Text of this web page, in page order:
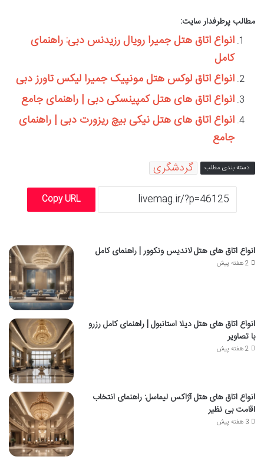
مطالب پرطرفدار سایت:
انواع اتاق هتل جمیرا رویال رزیدنس دبی: راهنمای
کامل
انواع اتاق لوکس هتل مونپیک جمیرا لیکس تاورز دبی
انواع اتاق های هتل کمپینسکی دبی | راهنمای جامع
انواع اتاق های هتل نیکی بیچ ریزورت دبی | راهنمای
جامع
دسته بندی مطلب گردشگری
Copy URL
انواع اتاق های هتل لاندیس ونکوور | راهنمای کامل
2 هفته پیش
انواع اتاق های هتل دیلا استانبول | راهنمای کامل رزرو
با تصاویر
2 هفته پیش
انواع اتاق های هتل آژاکس لیماسل: راهنمای انتخاب
اقامت بی نظیر
3 هفته پیش